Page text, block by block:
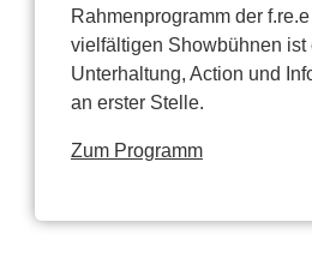
Rahmenprogramm der
vielfältigen Showbühnen ist
Unterhaltung, Action und
an erster Stelle.
Zum Programm